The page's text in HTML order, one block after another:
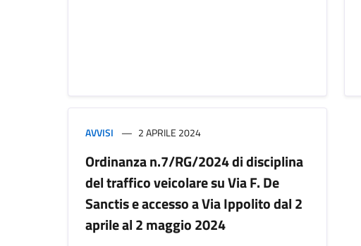
AVVISI 2 APRILE 2024
Ordinanza n.7/RG/2024 di disciplina
del traffico veicolare su Via F. De
Sanctis e accesso a Via Ippolito dal 2
aprile al 2 maggio 2024